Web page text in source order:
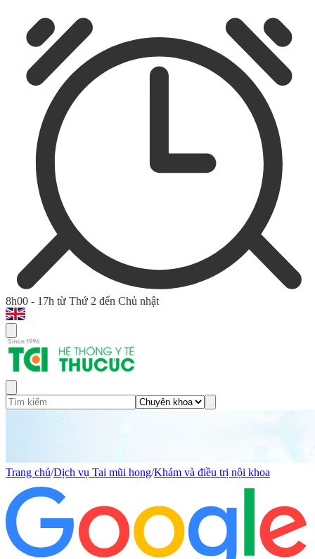
8h00 - 17h từ Thứ 2 đến Chủ nhật
Trang chủ/Dịch vụ Tai mũi họng/Khám và điều trị nội khoa